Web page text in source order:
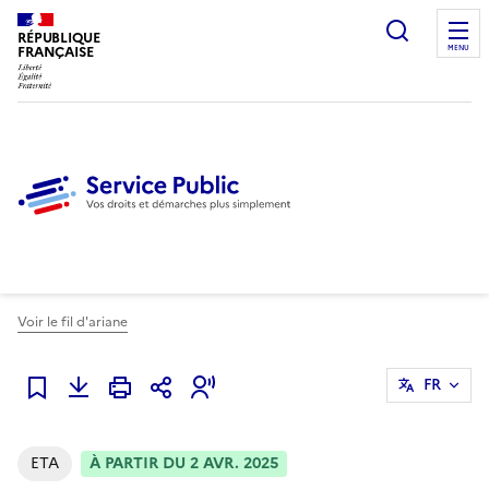
RÉPUBLIQUE
FRANÇAISE
Ouvrir
MENU
Voir le fil d'ariane
Ajouter à mes alertes
FR
ETA À PARTIR DU 2 AVR. 2025